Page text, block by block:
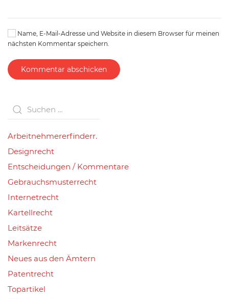
Name, E-Mail-Adresse und Website in diesem Browser für meinen
nächsten Kommentar speichern.
Kommentar abschicken
Arbeitnehmererfinderr.
Designrecht
Entscheidungen / Kommentare
Gebrauchsmusterrecht
Internetrecht
Kartellrecht
Leitsätze
Markenrecht
Neues aus den Ämtern
Patentrecht
Topartikel